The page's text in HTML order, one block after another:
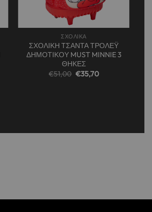
ΣΧΟΛΙΚΑ
ΣΧΟΛΙΚΗ ΤΣΑΝΤΑ ΤΡΟΛΕΫ
ΔΗΜΟΤΙΚΟΥ MUST MINNIE 3
ΘΗΚΕΣ
€51,00 Original
price
€35,70Η